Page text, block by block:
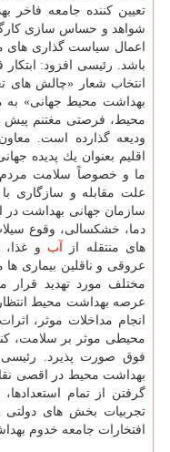
تعیین كننده جامعه فاخر
شواهد و حساس سازی
اعمال سیاست گذاری های
باشد. رئیسی افزود:
انتخاب شعار «چالش های
محیط، فرصتی مغتنم پیش
ودیعه گذارده است.
اقلیم بعنوان یك پدیده
ما و خصوصاً سلامت مردم
علت مقابله و سازگاری
سازمان جهانی بهداشت
دما، خشكسالی، وقوع
های منتقله از آب و غذا،
عروقی و ناقلین بیماری
مختلف مورد تهدید
عرصه بهداشت محیط
انجام مداخلات موثر،
محیطی موثر بر سلامت،
فوق صورت پذیرد. رئیسی
بهداشت محیط در اقصی
گرفتن از تمام
تجربیات بخش های دولتی
افتخارات جامعه خدوم